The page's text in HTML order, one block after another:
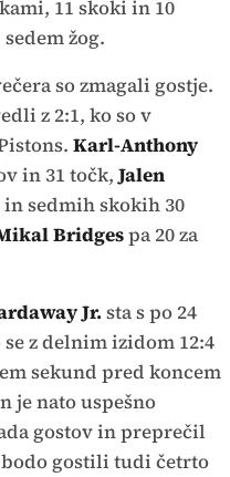
11 skoki in 10
žog.
so zmagali gostje.
z 2:1, ko so v
Karl-Anthony
in 31 točk,Jalen
sedmih skokih 30
Bridgespa 20 za
Jr.sta s po 24
z delnim izidom 12:4
sekund pred koncem
je nato uspešno
gostov in preprečil
gostili tudi četrto